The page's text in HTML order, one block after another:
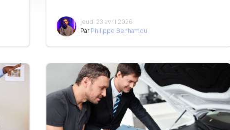
jeudi 23 avril 2026
Par Philippe Benhamou